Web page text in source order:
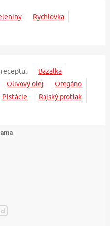
Rychlovka
Bazalka
Olivový olej
Oregáno
Pistácie
Rajský protlak